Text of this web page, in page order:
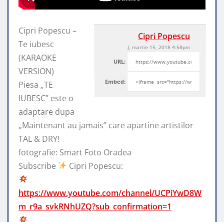
Cipri Popescu
J, martie 15, 2018 4:58pm
URL:
Embed:
Cipri Popescu –
Te iubesc
(KARAOKE
VERSION)
Piesa „TE
IUBESC” este o
adaptare dupa
„Maintenant au jamais” care apartine artistilor
TAL & DRY!
fotografie: Smart Foto Oradea
Subscribe
Cipri Popescu:
https://www.youtube.com/channel/UCPiYwD8W
m_r9a_svkRNhUZQ?sub_confirmation=1